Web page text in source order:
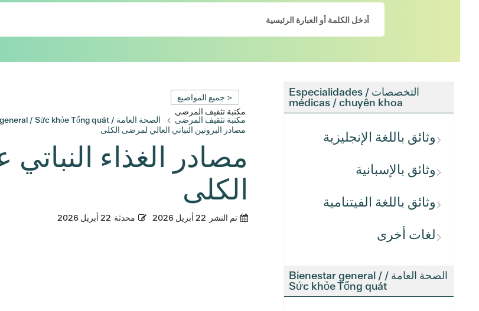
التخصصات / Especialidades
médicas / chuyên khoa
وثائق باللغة الإنجليزية
وثائق بالإسبانية
وثائق باللغة الفيتنامية
لغات أخرى
الصحة العامة / Bienestar general /
Sức khỏe Tổng quát
< جميع المواضيع
مكتبة تثقيف المرضى
مكتبة تثقيف المرضى الصحة العامة / Bienestar general / Sức khỏe Tổng quát
مصادر البروتين النباتي العالي لمرضى الكلى
مصادر الغذاء
الكلى
تم النشر 22 أبريل 2026 محدثة 22 أبريل 2026